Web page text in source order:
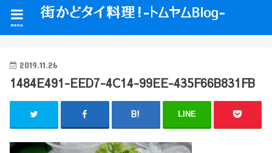
menu
2019.11.26
1484E491-EED7-4C14-99EE-435F66B831FB
LINE